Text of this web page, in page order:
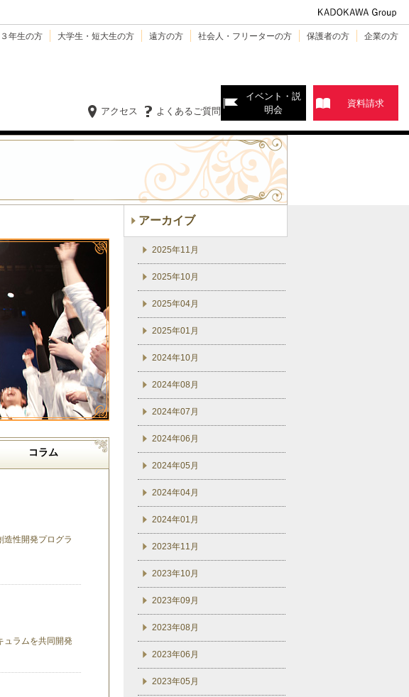
年生の方 大学生・短大生の方 遠方の方 社会人・フリーターの方 保護者の方 企業の方
よくあるご質問
アクセス
イベント・説
明会
資料請求
コラム
造性開発プログラ
ュラムを共同開発
アーカイブ
2025年11月
2025年10月
2025年04月
2025年01月
2024年10月
2024年08月
2024年07月
2024年06月
2024年05月
2024年04月
2024年01月
2023年11月
2023年10月
2023年09月
2023年08月
2023年06月
2023年05月